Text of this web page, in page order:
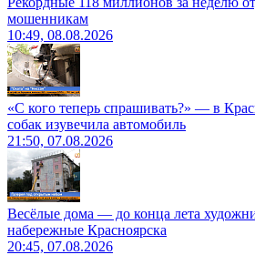
мошенникам
10:49, 08.08.2026
«С кого теперь спрашивать?» — в
собак изувечила автомобиль
21:50, 07.08.2026
Весёлые дома — до конца лета
набережные Красноярска
20:45, 07.08.2026